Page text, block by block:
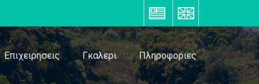
ΕΛ EN
Επιχειρησεις Γκαλερι Πληροφοριες